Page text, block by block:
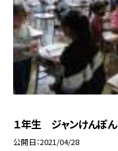
１年生 ジャンけんぽん
公開日 2021/04/28